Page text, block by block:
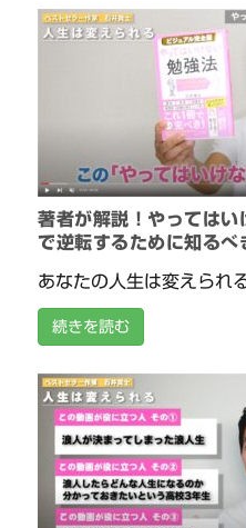
著者が解説！やっては
で逆転するために知るべ
あなたの人生は変えられ
続きを読む